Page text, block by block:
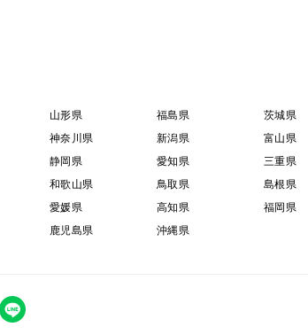
山形県 福島県
茨城県
神奈川県 新潟県
富山県
静岡県 愛知県
三重県
和歌山県 鳥取県
島根県
愛媛県 高知県
福岡県
鹿児島県 沖縄県